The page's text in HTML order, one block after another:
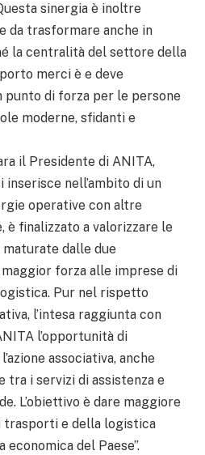
sinergia è inoltre
da trasformare anche in
la centralità del settore della
merci è e deve
punto di forza per le persone
moderne, sfidanti e
il Presidente di ANITA,
inserisce nell’ambito di un
operative con altre
è finalizzato a valorizzare le
dalle due
forza alle imprese di
Pur nel rispetto
l’intesa raggiunta con
l’opportunità di
associativa, anche
tra i servizi di assistenza e
L’obiettivo è dare maggiore
e della logistica
del Paese”.